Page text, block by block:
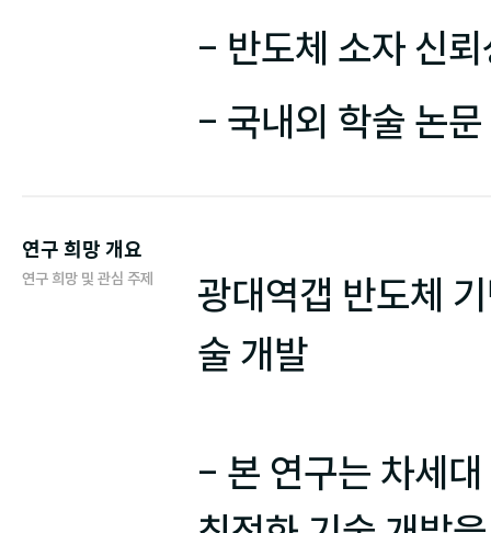
- 반도체 소자 신
- 국내외 학술 논
연구 희망 개요
연구 희망 및 관심 주제
광대역갭 반도체
술 개발
- 본 연구는 차세